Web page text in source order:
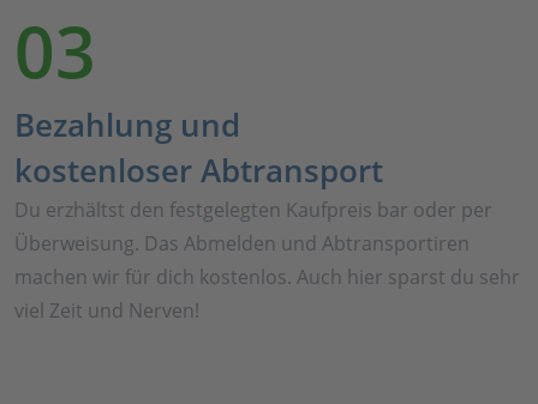
03
Bezahlung und
kostenloser Abtransport
Du erzhältst den festgelegten Kaufpreis bar oder per
Überweisung. Das Abmelden und Abtransportiren
machen wir für dich kostenlos. Auch hier sparst du sehr
viel Zeit und Nerven!